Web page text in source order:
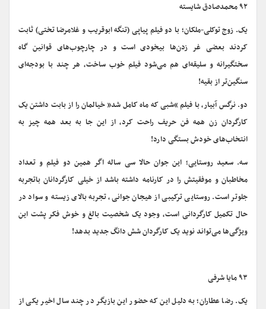
۹۲ محمدصادق شایسته
یک. زوج توکلی-ملکان؛ با دو فیلم پیاپی (تنگه ابوقریب و غلامرضا تختی) ثابت
کردند بعضی غر زدن‌ها بیخودی است و در چارچوب‌های قوانین گاه
سختگیرانه و سلیقه‌ای هم می‌شود فیلم خوب ساخت، هر چند با بودجه‌ای
سنگین‌تر از بقیه!
دو. نرگس آبیار، با فیلم “شبی که ماه کامل شد” خیالمان را از بابت داشتن یک
کارگردان زن همه فن حریف راحت کرد، از این جا به بعد همه چیز به
انتخاب‌های خودش بستگی دارد!
سه. سعید روستایی؛ این جوان حالا سی ساله اگر همین دو فیلم و تعداد
مخاطبان و موفقیتش را در کارنامه داشته باشد از خیلی کارگردانان باتجربه
جلوتر است. روستایی ترکیبی از هیجان جوانی، تجربه بالای زیسته و سواد در
حال تکمیل کارگردانی است، وجود یک شخصیت بالغ و خوش فکر پشت این
ویژگی‌ها می‌تواند نوید یک کارگردان شش دانگ جدید بدهد!
۹۳ مایا شرفی
یک. رضا عطاران؛ به دلیل این که حضور این بازیگر در چند سال اخیر یکی از